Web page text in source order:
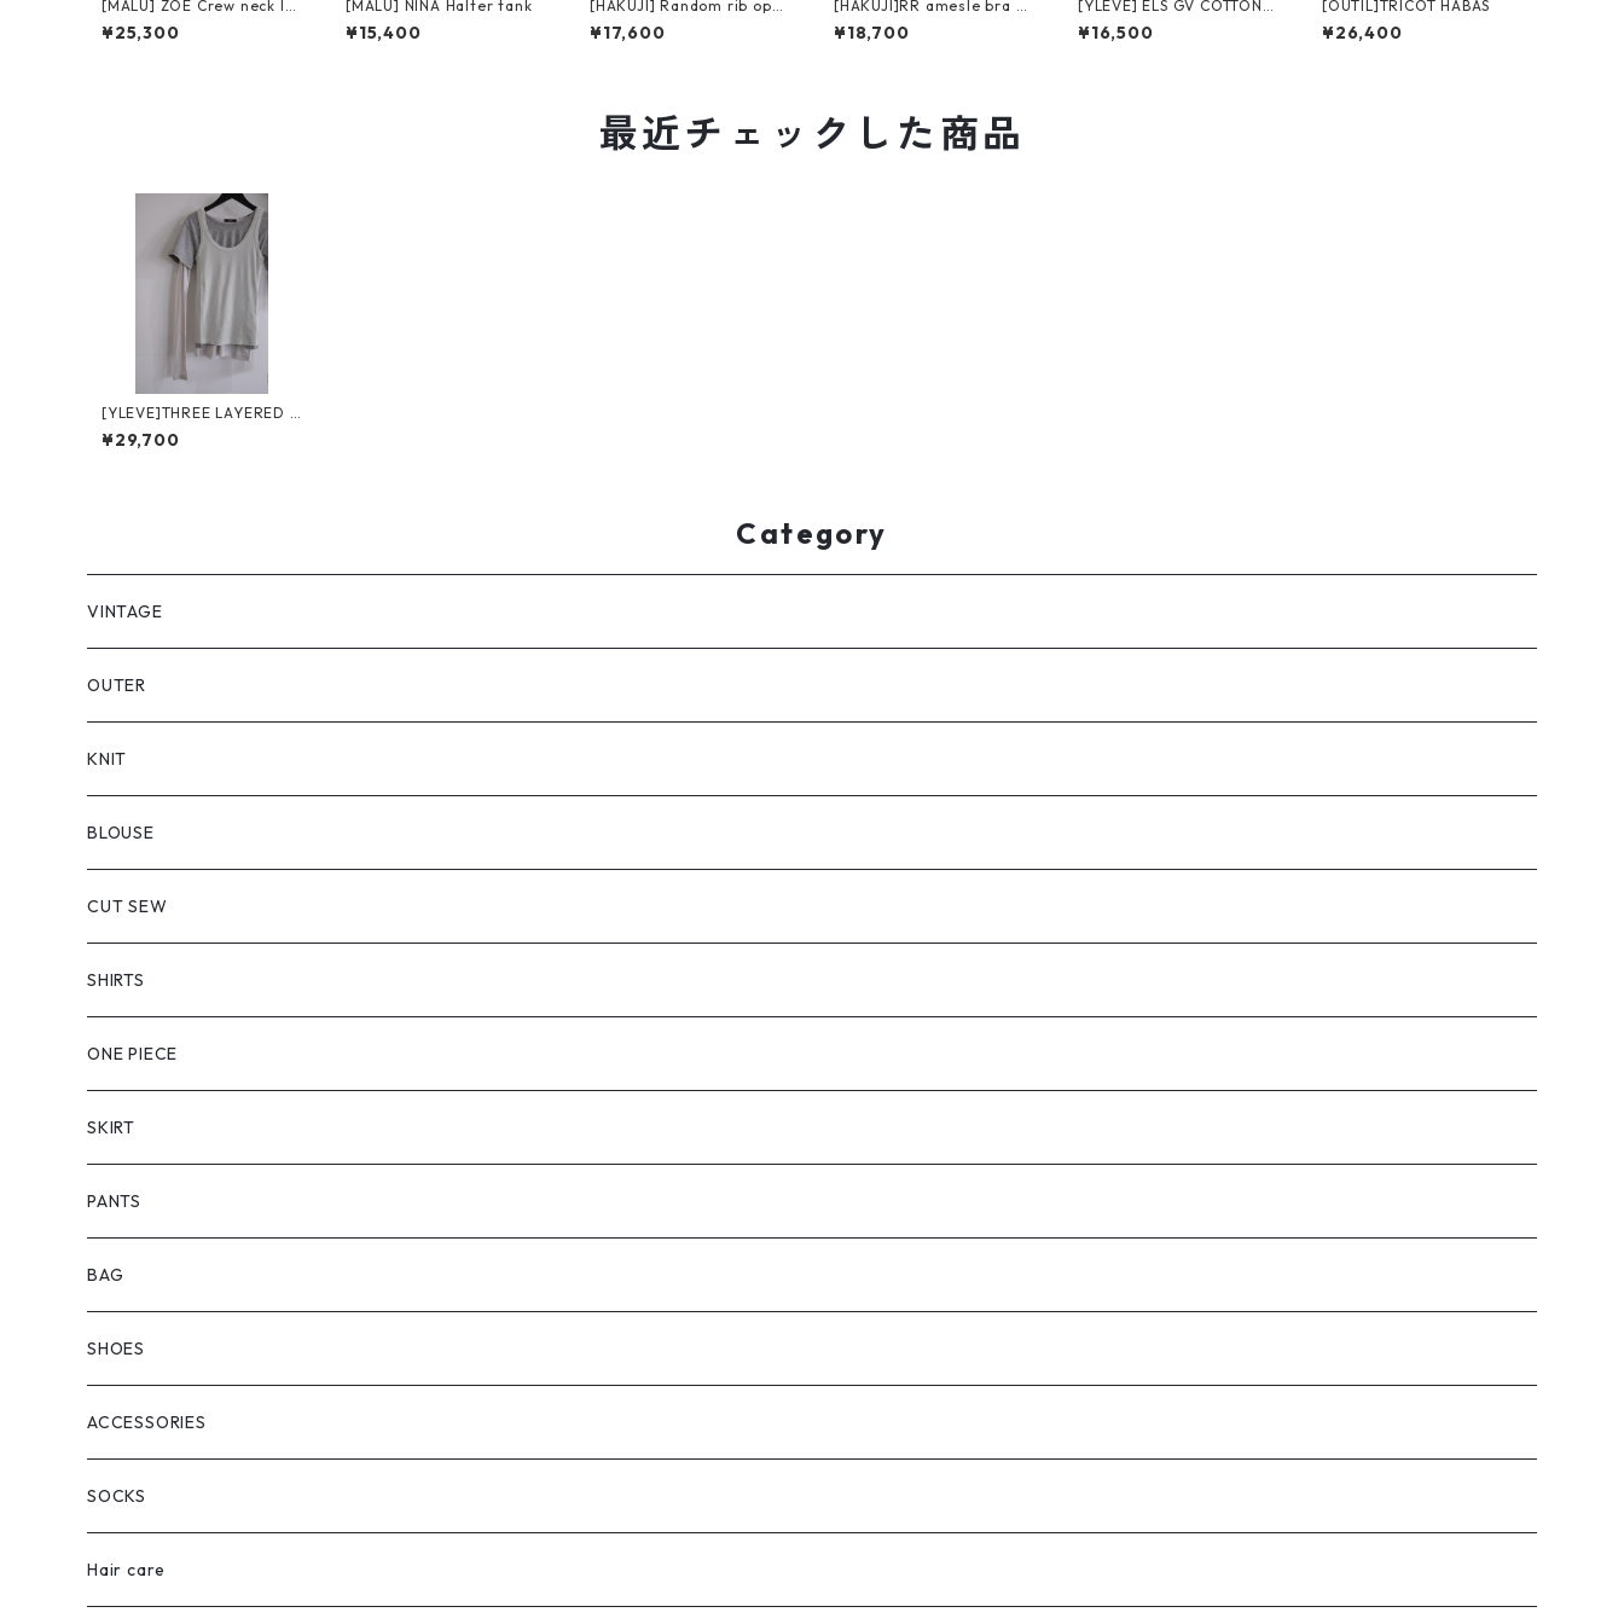
[MALU] ZOE Crew neck lo
ng sleeve
¥25,300
[MALU] NINA Halter tank
¥15,400
[HAKUJI] Random rib ope
n back cami / Ivory
¥17,600
[HAKUJI]RR amesle bra ta
nktop / black
¥18,700
[YLÈVE] ELS GV COTTON T
/ WHITE
¥16,500
[OUTIL]TRICOT HABAS
¥26,400
最近チェックした商品
[YLEVE]THREE LAYERED J
ERSEY P/O
¥29,700
Category
VINTAGE
OUTER
KNIT
BLOUSE
CUT SEW
SHIRTS
ONE PIECE
SKIRT
PANTS
BAG
SHOES
ACCESSORIES
SOCKS
Hair care